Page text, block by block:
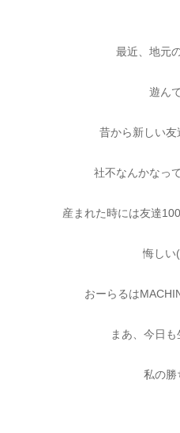
最近、地元
遊ん
昔から新しい
社不なんかなっ
産まれた時には友達
悔しい
おーらるは
まあ、今日
私の勝